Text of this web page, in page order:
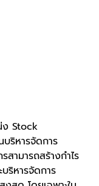
ริหารจัดการ
ามารถสร้างกำไร
ริหารจัดการ